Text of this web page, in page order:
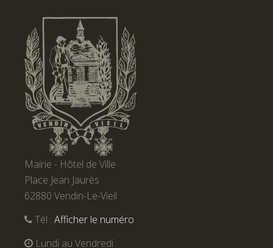
Mairie - Hôtel de Ville
Place Jean Jaurès
62880 Vendin-Le-Vieil
Tél : Afficher le numéro
Lundi au Vendredi